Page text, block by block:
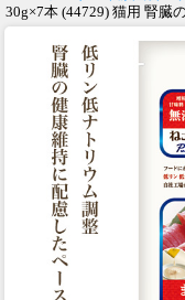
30g×7本 (44729) 猫用 腎臓